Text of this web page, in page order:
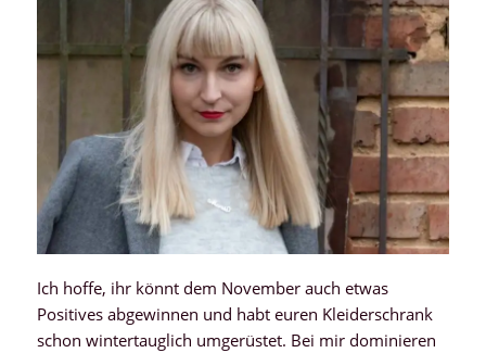
Ich hoffe, ihr könnt dem November auch etwas
Positives abgewinnen und habt euren Kleiderschrank
schon wintertauglich umgerüstet. Bei mir dominieren